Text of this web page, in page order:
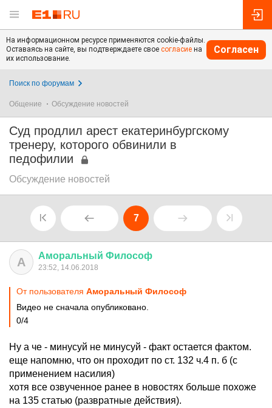
На информационном ресурсе применяются cookie-файлы.
Оставаясь на сайте, вы подтверждаете свое согласие на
их использование.
Согласен
Поиск по форумам
Общение Обсуждение новостей
Суд продлил арест екатеринбургскому
тренеру, которого обвинили в
педофилии
Обсуждение новостей
7
А Аморальный Философ
23:52, 14.06.2018
От пользователя Аморальный Философ
Видео не сначала опубликовано.
0/4
Ну а че - минусуй не минусуй - факт остается фактом.
еще напомню, что он проходит по ст. 132 ч.4 п. б (с
применением насилия)
хотя все озвученное ранее в новостях больше похоже
на 135 статью (развратные действия).